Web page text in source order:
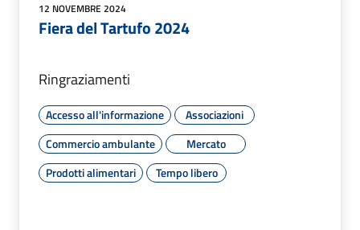
12 NOVEMBRE 2024
Fiera del Tartufo 2024
Ringraziamenti
Accesso all'informazione
Associazioni
Commercio ambulante
Mercato
Prodotti alimentari
Tempo libero